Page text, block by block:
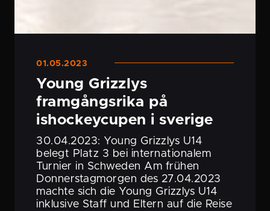
01.05.2023
Young Grizzlys
framgångs­rika på
ishockey­cupen i sverige
30.04.2023: Young Grizzlys U14
belegt Platz 3 bei inter­na­tio­nalem
Turnier in Schweden Am frühen
Donners­tag­morgen des 27.04.2023
machte sich die Young Grizzlys U14
inklusive Staff und Eltern auf die Reise